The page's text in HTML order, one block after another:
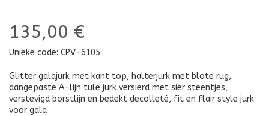
135,00 €
Unieke code: CPV-6105
Glitter galajurk met kant top, halterjurk met blote rug,
aangepaste A-lijn tule jurk versierd met sier steentjes,
verstevigd borstlijn en bedekt decolleté, fit en flair style jurk
voor gala